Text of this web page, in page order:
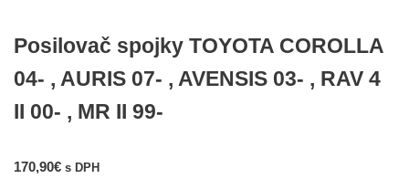
Posilovač spojky TOYOTA COROLLA
04- , AURIS 07- , AVENSIS 03- , RAV 4
II 00- , MR II 99-
170,90€ s DPH